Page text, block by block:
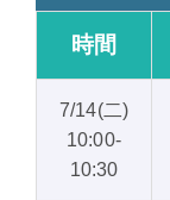
時間
7/14(二)
10:00-
10:30